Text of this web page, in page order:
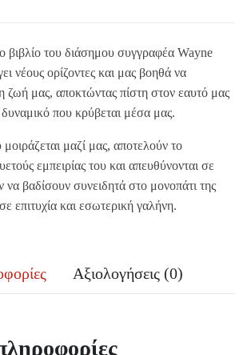
βιβλίο του διάσημου συγγραφέα Wayne
νέους ορίζοντες και μας βοηθά να
ζωή μας, αποκτώντας πίστη στον εαυτό μας
δυναμικό που κρύβεται μέσα μας.
μαζί μας, αποτελούν το
εμπειρίας του και απευθύνονται σε
βαδίσουν συνειδητά στο μονοπάτι της
επιτυχία και εσωτερική γαλήνη.
Αξιολογήσεις (0)